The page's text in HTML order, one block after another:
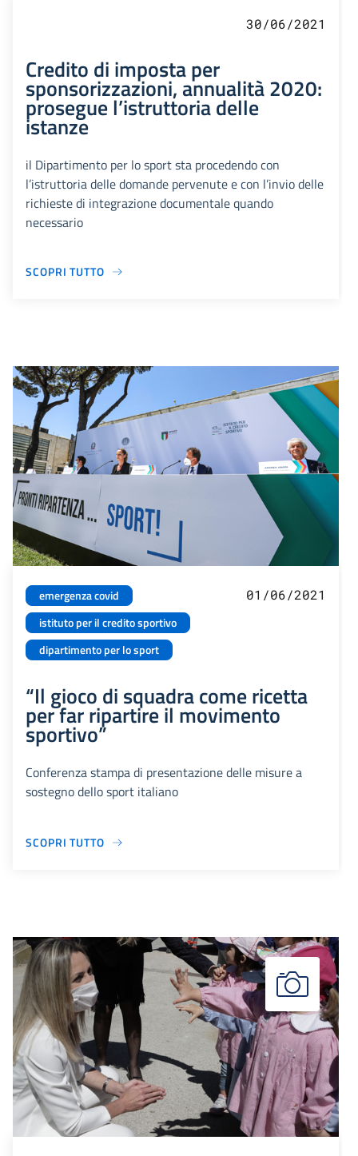
30/06/2021
Credito di imposta per
sponsorizzazioni, annualità 2020:
prosegue l’istruttoria delle
istanze
il Dipartimento per lo sport sta procedendo con
l’istruttoria delle domande pervenute e con l’invio delle
richieste di integrazione documentale quando
necessario
SCOPRI TUTTO
emergenza covid
istituto per il credito sportivo
dipartimento per lo sport
01/06/2021
“Il gioco di squadra come ricetta
per far ripartire il movimento
sportivo”
Conferenza stampa di presentazione delle misure a
sostegno dello sport italiano
SCOPRI TUTTO